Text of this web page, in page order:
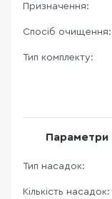
Призначення:
Спосіб очищення:
Тип комплекту:
Параметри
Тип насадок:
Кількість насадок: